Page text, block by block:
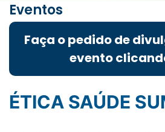
Eventos
Faça o pedido de
evento
ÉTICA SAÚDE